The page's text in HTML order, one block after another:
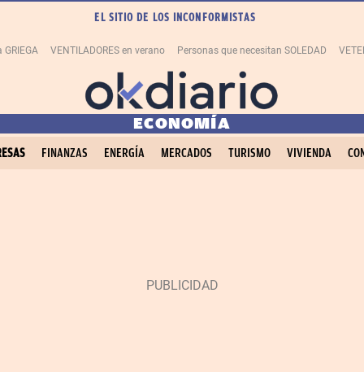
EL SITIO DE LOS INCONFORMISTAS
VENTILADORES en verano Personas que necesitan SOLEDAD
ECONOMÍA
FINANZAS ENERGÍA MERCADOS TURISMO VIVIENDA